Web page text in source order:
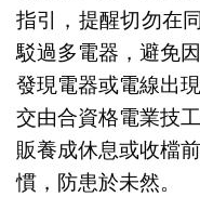
指引，提醒切勿在
駁過多電器，避免
發現電器或電線出
交由合資格電業技
販養成休息或收檔
慣，防患於未然。